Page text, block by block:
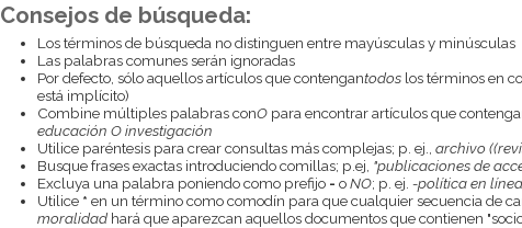
Consejos de búsqueda:
Los términos de búsqueda no distinguen entre mayúsculas y minúsculas
Las palabras comunes serán ignoradas
Por defecto, sólo aquellos artículos que contengantodoslos términos en
está implícito)
Combine múltiples palabras conOpara encontrar artículos que
educación O investigación
Utilice paréntesis para crear consultas más complejas; p. ej., archivo
Busque frases exactas introduciendo comillas; p.ej, "publicaciones de
Excluya una palabra poniendo como prefijo - oNO; p. ej. -política en línea
Utilice * en un término como comodín para que cualquier secuencia de
moralidadhará que aparezcan aquellos documentos que contienen